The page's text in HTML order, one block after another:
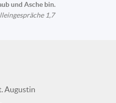
und Asche bin.
1,7
Augustin